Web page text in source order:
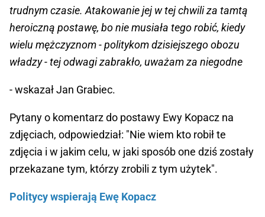
trudnym czasie. Atakowanie jej w tej chwili za tamtą
heroiczną postawę, bo nie musiała tego robić, kiedy
wielu mężczyznom - politykom dzisiejszego obozu
władzy - tej odwagi zabrakło, uważam za niegodne
- wskazał Jan Grabiec.
Pytany o komentarz do postawy Ewy Kopacz na
zdjęciach, odpowiedział: "Nie wiem kto robił te
zdjęcia i w jakim celu, w jaki sposób one dziś zostały
przekazane tym, którzy zrobili z tym użytek".
Politycy wspierają Ewę Kopacz